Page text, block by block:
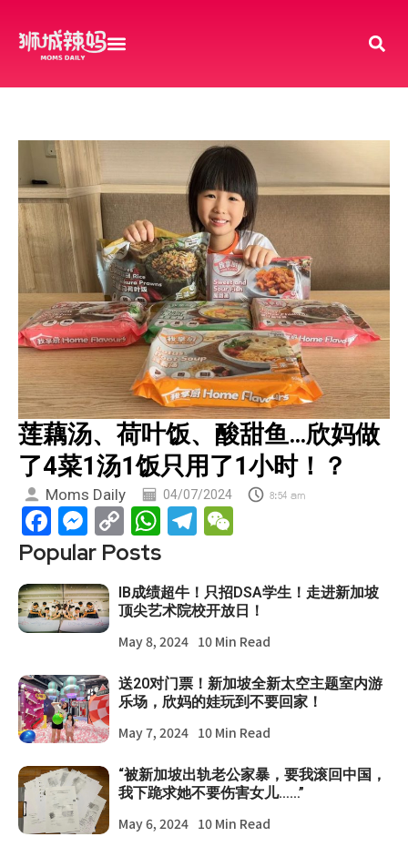
莲藕汤、荷叶饭、酸甜鱼…欣妈做
了4菜1汤1饭只用了1小时！？
Moms Daily 04/07/2024 8:54 am
Facebook
Messenger
Copy
Link
WhatsApp
Telegram
Popular Posts
IB成绩超牛！只招DSA学生！走进新加坡
顶尖艺术院校开放日！
May 8, 2024 10 Min Read
送20对门票！新加坡全新太空主题室内游
乐场，欣妈的娃玩到不要回家！
May 7, 2024 10 Min Read
“被新加坡出轨老公家暴，要我滚回中国，
我下跪求她不要伤害女儿……”
May 6, 2024 10 Min Read